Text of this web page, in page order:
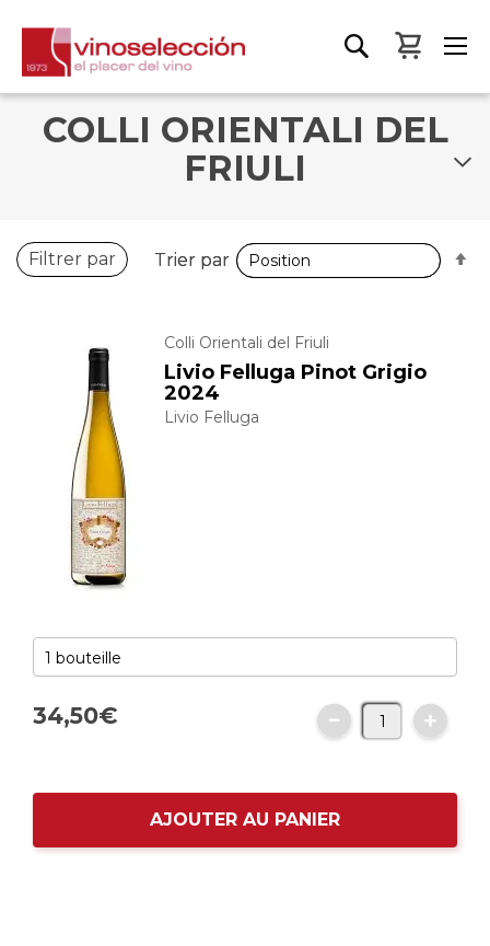
Mon
COLLI ORIENTALI DEL
FRIULI
Colli Orientali del Friuli
Livio Felluga Pinot Grigio
2024
Livio Felluga
34,50€
AJOUTER AU PANIER
Filtrer par Trier par
Trier par